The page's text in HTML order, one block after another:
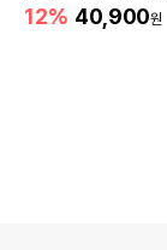
12% 40,900원